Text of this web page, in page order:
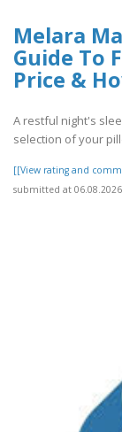
Melara
Guide To
Price &
A restful night's
selection of your
[[View rating and
submitted at 06.08.2026